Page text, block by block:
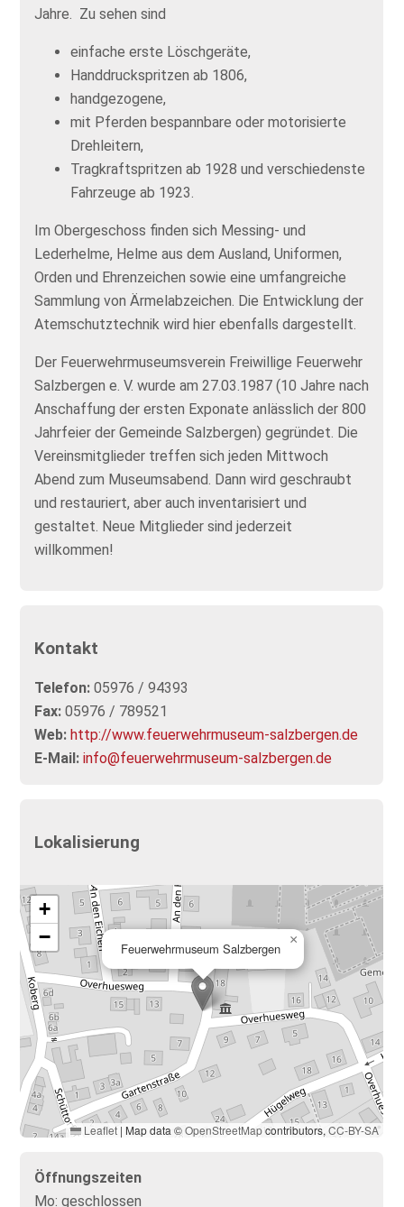
Jahre. Zu sehen sind
einfache erste Löschgeräte,
Handdruckspritzen ab 1806,
handgezogene,
mit Pferden bespannbare oder motorisierte
Drehleitern,
Tragkraftspritzen ab 1928 und verschiedenste
Fahrzeuge ab 1923.
Im Obergeschoss finden sich Messing- und
Lederhelme, Helme aus dem Ausland, Uniformen,
Orden und Ehrenzeichen sowie eine umfangreiche
Sammlung von Ärmelabzeichen. Die Entwicklung der
Atemschutztechnik wird hier ebenfalls dargestellt.
Der Feuerwehrmuseumsverein Freiwillige Feuerwehr
Salzbergen e. V. wurde am 27.03.1987 (10 Jahre nach
Anschaffung der ersten Exponate anlässlich der 800
Jahrfeier der Gemeinde Salzbergen) gegründet. Die
Vereinsmitglieder treffen sich jeden Mittwoch
Abend zum Museumsabend. Dann wird geschraubt
und restauriert, aber auch inventarisiert und
gestaltet. Neue Mitglieder sind jederzeit
willkommen!
Kontakt
Telefon: 05976 / 94393
Fax: 05976 / 789521
Web: http://www.feuerwehrmuseum-salzbergen.de
E-Mail: info@feuerwehrmuseum-salzbergen.de
Lokalisierung
Feuerwehrmuseum Salzbergen
×
+
−
Leaflet | Map data ©OpenStreetMapcontributors,CC-BY-SA
Öffnungszeiten
Mo: geschlossen